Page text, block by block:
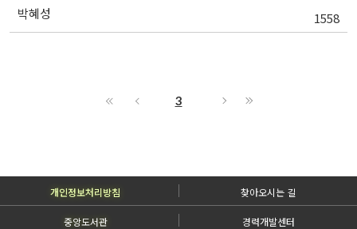
박혜성 1558
3
개인정보처리방침 찾아오시는 길
중앙도서관
경력개발센터